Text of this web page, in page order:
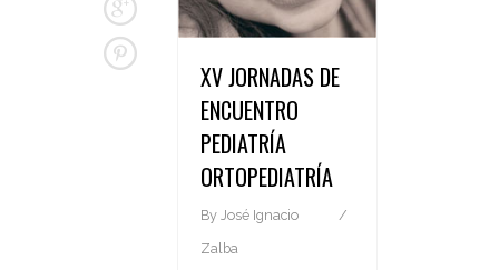
XV JORNADAS DE
ENCUENTRO
PEDIATRÍA
ORTOPEDIATRÍA
By José Ignacio
Zalba